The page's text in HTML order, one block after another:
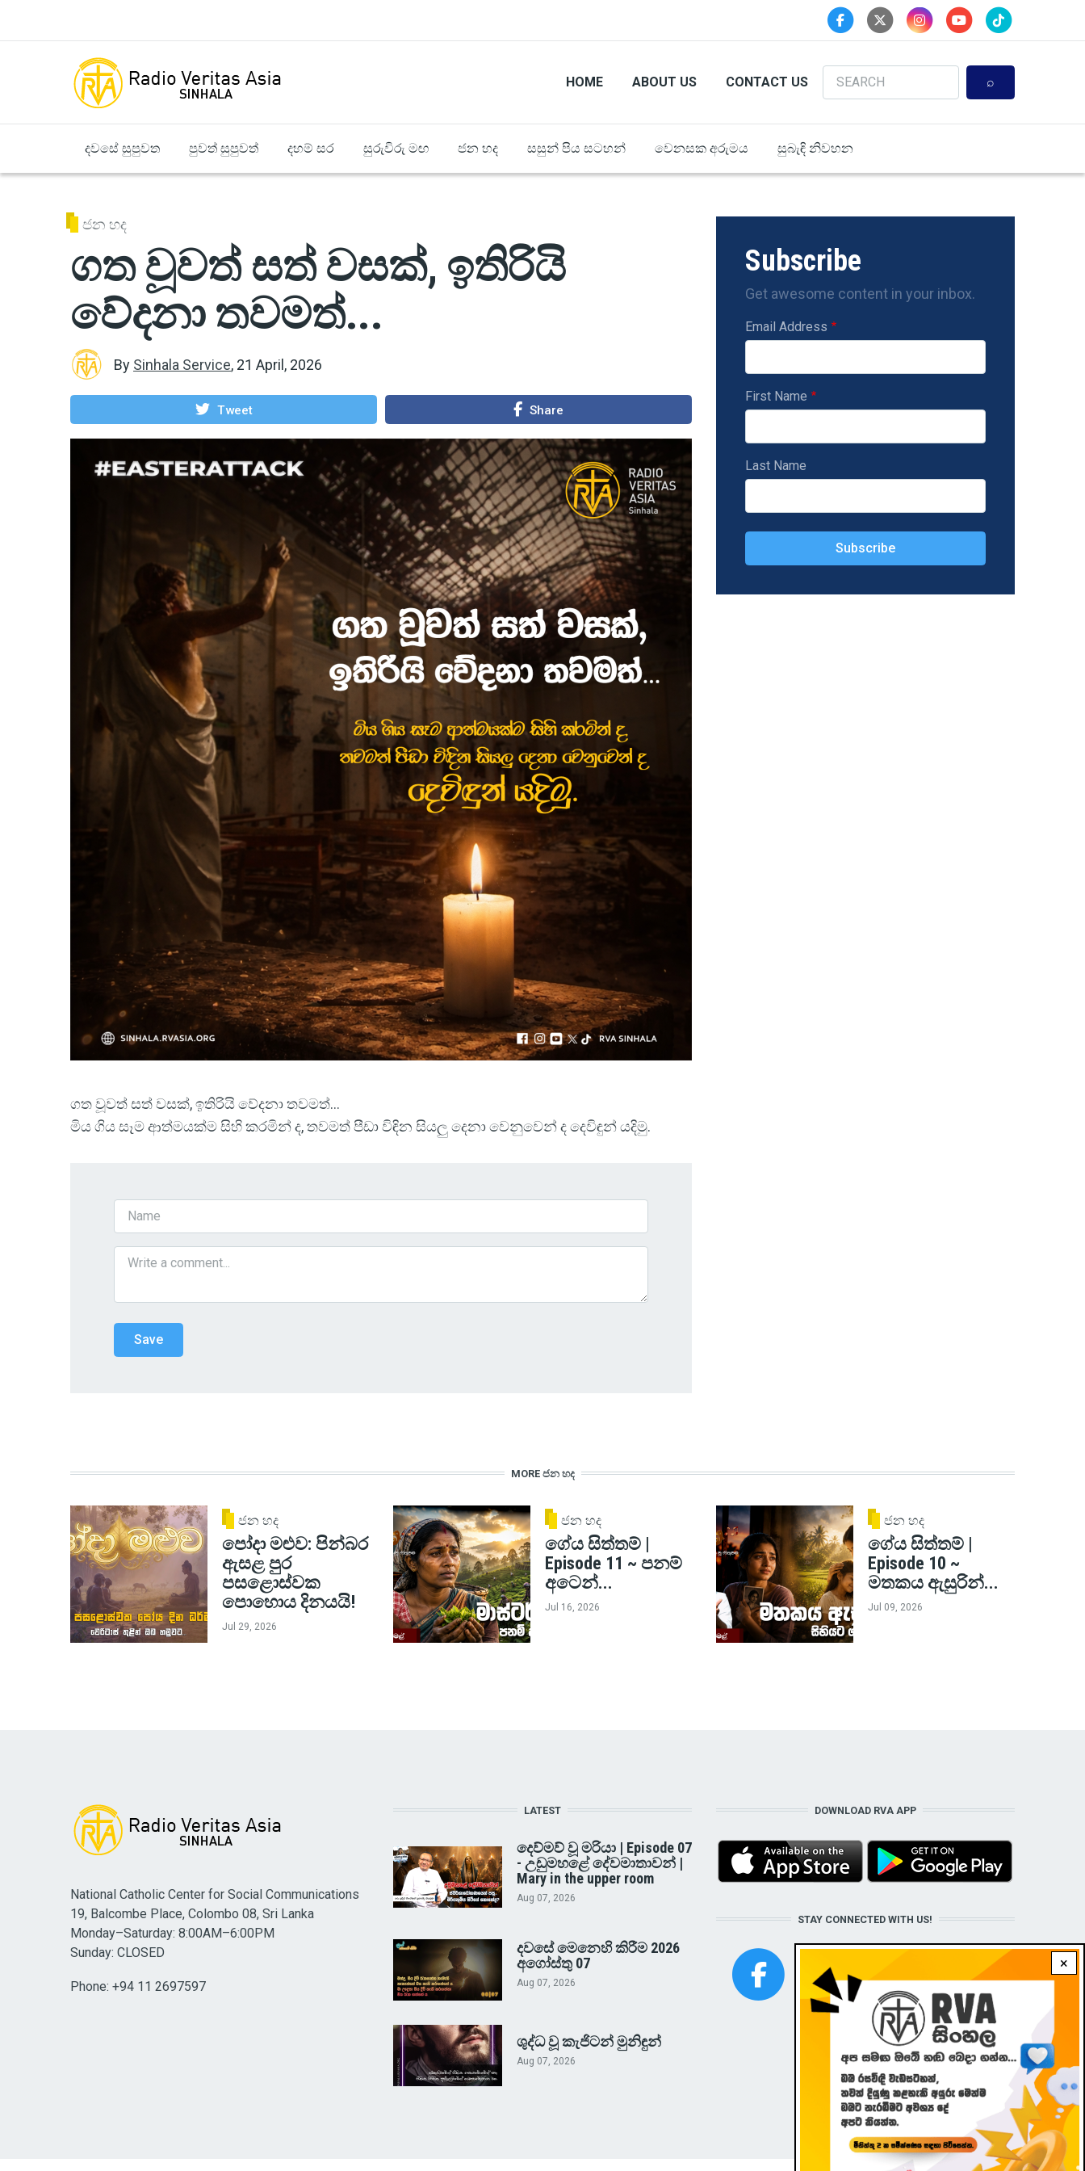
HOME ABOUT US CONTACT US
Search
දවසේ සුපුවත පුවත් සුපුවත් දහම් සර සුරුවිරු මඟ ජන හද සසුන් පිය සටහන් වෙනසක අරුමය සුබැඳි නිවහන
ජන හද
ගත වූවත් සත් වසක්, ඉතිරියි
වේදනා තවමත්...
By Sinhala Service, 21 April, 2026
Tweet Share
ගත වූවත් සත් වසක්, ඉතිරියි වේදනා තවමත්...
මිය ගිය සෑම ආත්මයක්ම සිහි කරමින් ද, තවමත් පීඩා විඳින සියලු දෙනා වෙනුවෙන් ද දෙවිඳුන් යදිමු.
Subscribe
Get awesome content in your inbox.
Email Address
First Name
Last Name
MORE ජන හද
ජන හද
පෝදා මළුව: පින්බර
ඇසළ පුර
පසළොස්වක
පොහොය දිනයයි!
Jul 29, 2026
ජන හද
ගේය සිත්තම් |
Episode 11 ~ පනම්
අටෙන්...
Jul 16, 2026
ජන හද
ගේය සිත්තම් |
Episode 10 ~
මතකය ඇසුරින්...
Jul 09, 2026
×
National Catholic Center for Social Communications
19, Balcombe Place, Colombo 08, Sri Lanka
Monday–Saturday: 8:00AM–6:00PM
Sunday: CLOSED
Phone: +94 11 2697597
LATEST
දෙව්මව් වූ මරියා | Episode 07
- උඩුමහළේ දේවමාතාවන් |
Mary in the upper room
Aug 07, 2026
දවසේ මෙනෙහි කිරීම 2026
අගෝස්තු 07
Aug 07, 2026
ශුද්ධ වූ කැජිටන් මුනිඳුන්
Aug 07, 2026
DOWNLOAD RVA APP
STAY CONNECTED WITH US!